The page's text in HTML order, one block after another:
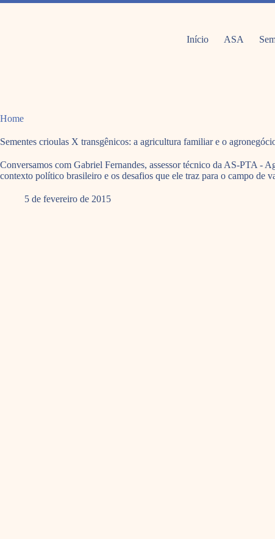
Pular
Início ASA
Home
Sementes crioulas X transgênicos: a agricultura familiar e o
Conversamos com Gabriel Fernandes, assessor técnico da AS-PTA -
contexto político brasileiro e os desafios que ele traz para o campo de
5 de fevereiro de 2015